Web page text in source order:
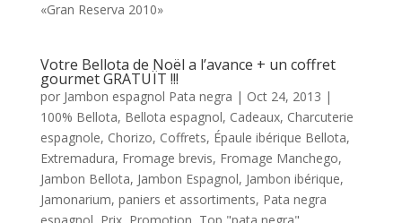
«Gran Reserva 2010»
Votre Bellota de Noël a l’avance + un coffret
gourmet GRATUÏT !!!
por Jambon espagnol Pata negra | Oct 24, 2013 |
100% Bellota, Bellota espagnol, Cadeaux, Charcuterie
espagnole, Chorizo, Coffrets, Épaule ibérique Bellota,
Extremadura, Fromage brevis, Fromage Manchego,
Jambon Bellota, Jambon Espagnol, Jambon ibérique,
Jamonarium, paniers et assortiments, Pata negra